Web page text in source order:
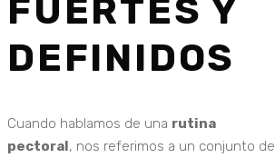
FUERTES Y
DEFINIDOS
Cuando hablamos de una rutina
pectoral , nos referimos a un conjunto de